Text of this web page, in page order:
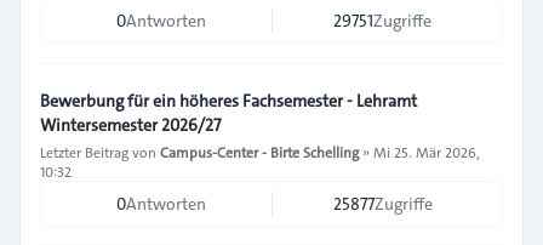
0Antworten 29751Zugriffe
Bewerbung für ein höheres Fachsemester - Lehramt
Wintersemester 2026/27
Letzter Beitrag von Campus-Center - Birte Schelling» Mi 25. Mär 2026,
10:32
0Antworten 25877Zugriffe